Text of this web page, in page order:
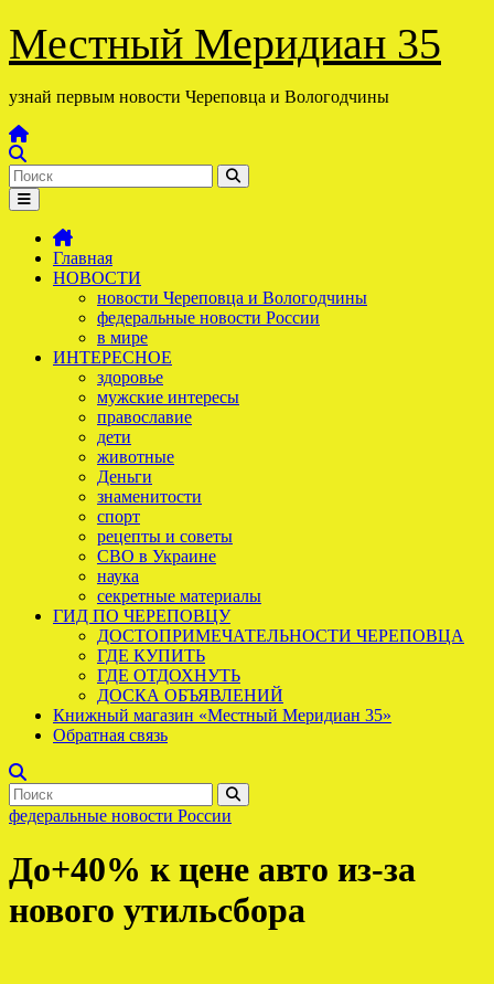
Перейти
содержимому
Местный Меридиан 35
узнай первым новости Череповца и Вологодчины
Главная
НОВОСТИ
новости Череповца и Вологодчины
федеральные новости России
в мире
ИНТЕРЕСНОЕ
здоровье
мужские интересы
православие
дети
животные
Деньги
знаменитости
спорт
рецепты и советы
СВО в Украине
наука
секретные материалы
ГИД ПО ЧЕРЕПОВЦУ
ДОСТОПРИМЕЧАТЕЛЬНОСТИ ЧЕРЕПОВЦА
ГДЕ КУПИТЬ
ГДЕ ОТДОХНУТЬ
ДОСКА ОБЪЯВЛЕНИЙ
Книжный магазин «Местный Меридиан 35»
Обратная связь
федеральные новости России
До+40% к цене авто из-за
нового утильсбора